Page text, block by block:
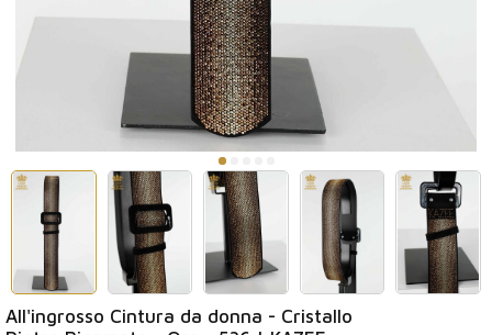
All'ingrosso Cintura da donna - Cristallo